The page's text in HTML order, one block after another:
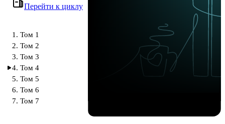
Перейти к циклу
1. Том 1
2. Том 2
3. Том 3
4. Том 4
5. Том 5
6. Том 6
7. Том 7